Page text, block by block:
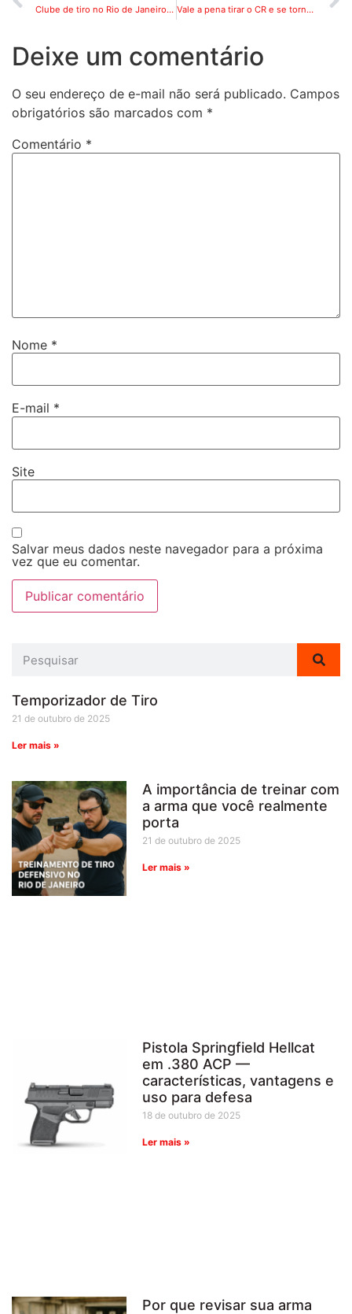
Temporizador de Tiro
21 de outubro de 2025
Ler mais »
A importância de treinar com
a arma que você realmente
porta
21 de outubro de 2025
Ler mais »
Pistola Springfield Hellcat
em .380 ACP —
características, vantagens e
uso para defesa
18 de outubro de 2025
Ler mais »
Por que revisar sua arma
Clube de tiro no Rio de Janeiro: onde treinar com segurança e orientação profissional Vale a pena tirar o CR e se tornar CAC em 2025 no Rio de Janeiro?
Deixe um comentário
O seu endereço de e-mail não será publicado. Campos
obrigatórios são marcados com *
Comentário *
Nome *
E-mail *
Site
Salvar meus dados neste navegador para a próxima
vez que eu comentar.